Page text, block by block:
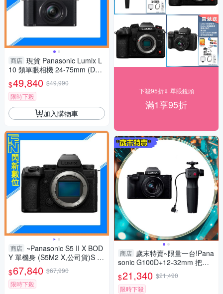
商店 現貨 Panasonic Lumix L
10 類單眼相機 24-75mm (DC-
L10,公司貨)
$49,840 $49,990
限時下殺
加入購物車
商店 ~Panasonic S5 II X BOD
Y 單機身 (S5M2 X,公司貨)S 5II
$67,840 $67,990
限時下殺
下殺95折⇓ 單眼鏡頭
滿1享95折
商店 歲末特賣~限量一台!Pana
sonic G100D+12-32mm 把手
組(G100D+1232+SHGR2，公
司貨)
$21,340 $21,490
限時下殺